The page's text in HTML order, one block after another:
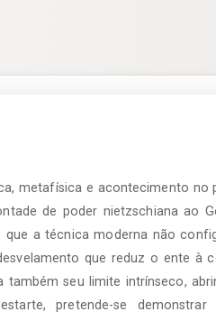
metafísica e acontecimento no
de poder nietzschiana ao
que a técnica moderna não
que reduz o ente à
seu limite intrínseco,
pretende-se